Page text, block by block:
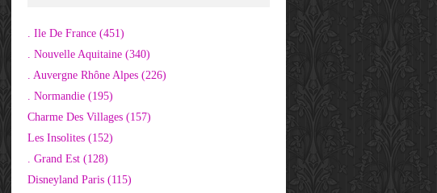
. Ile De France (451)
. Nouvelle Aquitaine (340)
. Auvergne Rhône Alpes (226)
. Normandie (195)
Charme Des Villages (157)
Les Insolites (152)
. Grand Est (128)
Disneyland Paris (115)